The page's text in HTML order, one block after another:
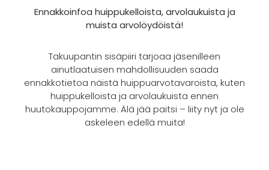
Ennakkoinfoa huippukelloista, arvolaukuista ja
muista arvolöydöistä!
Takuupantin sisäpiiri tarjoaa jäsenilleen
ainutlaatuisen mahdollisuuden saada
ennakkotietoa näistä huippuarvotavaroista, kuten
huippukelloista ja arvolaukuista ennen
huutokauppojamme. Älä jää paitsi – liity nyt ja ole
askeleen edellä muita!